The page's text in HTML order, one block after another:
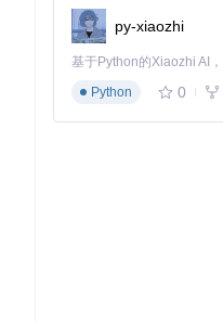
效率提升
py-xiaozhi
Python
0